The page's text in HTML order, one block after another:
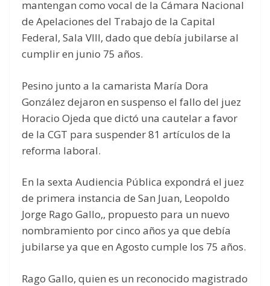
mantengan como vocal de la Cámara Nacional
de Apelaciones del Trabajo de la Capital
Federal, Sala VIII, dado que debía jubilarse al
cumplir en junio 75 años.
Pesino junto a la camarista María Dora
González dejaron en suspenso el fallo del juez
Horacio Ojeda que dictó una cautelar a favor
de la CGT para suspender 81 artículos de la
reforma laboral.
En la sexta Audiencia Pública expondrá el juez
de primera instancia de San Juan, Leopoldo
Jorge Rago Gallo,, propuesto para un nuevo
nombramiento por cinco años ya que debía
jubilarse ya que en Agosto cumple los 75 años.
Rago Gallo, quien es un reconocido magistrado